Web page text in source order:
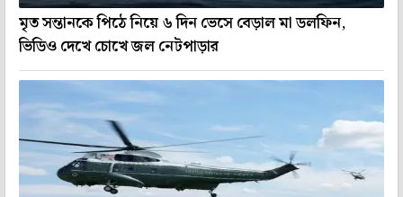
মৃত সন্তানকে পিঠে নিয়ে ৬ দিন ভেসে বেড়াল মা ডলফিন,
ভিডিও দেখে চোখে জল নেটপাড়ার